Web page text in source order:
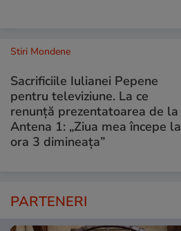
Stiri Mondene
Sacrificiile Iulianei Pepene
pentru televiziune. La ce
renunță prezentatoarea de la
Antena 1: „Ziua mea începe la
ora 3 dimineața”
PARTENERI